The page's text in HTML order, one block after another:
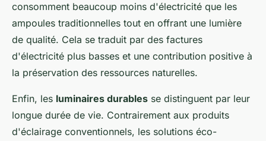
consomment beaucoup moins d'électricité que les
ampoules traditionnelles tout en offrant une lumière
de qualité. Cela se traduit par des factures
d'électricité plus basses et une contribution positive à
la préservation des ressources naturelles.
Enfin, les luminaires durables se distinguent par leur
longue durée de vie. Contrairement aux produits
d'éclairage conventionnels, les solutions éco-